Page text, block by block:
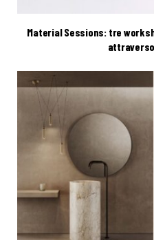
Material Sessions: tre